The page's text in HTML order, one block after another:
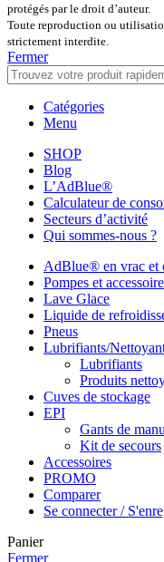
protégés par le droit d’auteur.
Toute reproduction ou
strictement interdite.
Fermer
Catégories
Menu
SHOP
Blog
L’AdBlue®
Calculateur de
Secteurs d’activité
Qui sommes-nous ?
AdBlue® en vrac et
Pompes et
Lave Glace
Liquide de
Pneus
Lubrifiants/
Lubrifiants
Produits
Cuves de stockage
EPI
Gants de
Kit de secours
Accessoires
PROMO
Comparer
Se connecter /
Panier
Fermer